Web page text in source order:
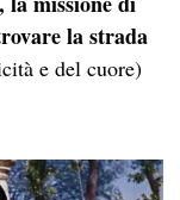
la strada
e del cuore)